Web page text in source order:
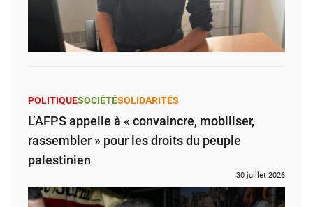
POLITIQUESOCIÉTÉSOLIDARITÉS
L’AFPS appelle à « convaincre, mobiliser,
rassembler » pour les droits du peuple
palestinien
30 juillet 2026